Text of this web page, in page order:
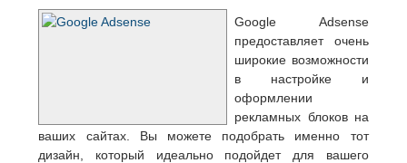
Google Adsense
предоставляет очень
широкие возможности
в настройке и
оформлении
рекламных блоков на
ваших сайтах. Вы можете подобрать именно тот
дизайн, который идеально подойдет для вашего